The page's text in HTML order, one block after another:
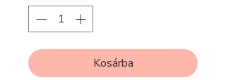
Kosárba